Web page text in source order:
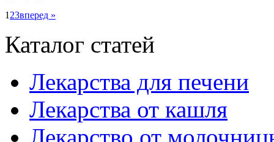
1 23вперед »
Каталог статей
Лекарства для печени
Лекарства от кашля
Лекарство от